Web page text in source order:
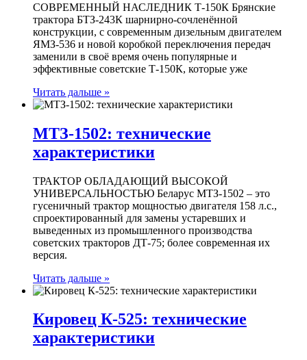
СОВРЕМЕННЫЙ НАСЛЕДНИК Т-150К Брянские
трактора БТЗ-243К шарнирно-сочленённой
конструкции, с современным дизельным двигателем
ЯМЗ-536 и новой коробкой переключения передач
заменили в своё время очень популярные и
эффективные советские Т-150К, которые уже
Читать дальше »
МТЗ-1502: технические
характеристики
ТРАКТОР ОБЛАДАЮЩИЙ ВЫСОКОЙ
УНИВЕРСАЛЬНОСТЬЮ Беларус МТЗ-1502 – это
гусеничный трактор мощностью двигателя 158 л.с.,
спроектированный для замены устаревших и
выведенных из промышленного производства
советских тракторов ДТ-75; более современная их
версия.
Читать дальше »
Кировец К-525: технические
характеристики